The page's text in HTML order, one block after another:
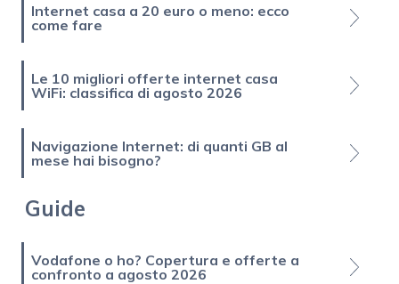
Internet casa a 20 euro o meno: ecco
come fare
Le 10 migliori offerte internet casa
WiFi: classifica di agosto 2026
Navigazione Internet: di quanti GB al
mese hai bisogno?
Guide
Vodafone o ho? Copertura e offerte a
confronto a agosto 2026